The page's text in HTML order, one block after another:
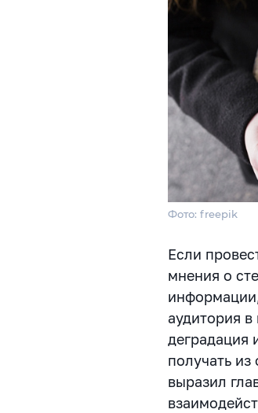
Фото: freepik
Если
мнения о
аудитория
получать из
выразил